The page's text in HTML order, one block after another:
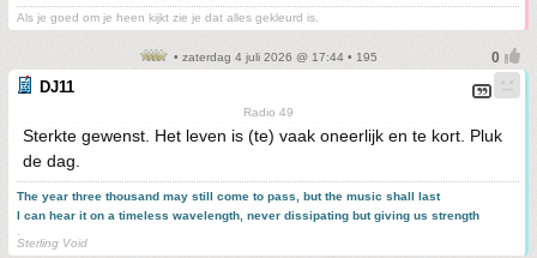
Als je goed om je heen kijkt zie je dat alles gekleurd is.
• zaterdag 4 juli 2026 @ 17:44 • 195
DJ11
Radio 49
Sterkte gewenst. Het leven is (te) vaak oneerlijk en te kort. Pluk
de dag.
The year three thousand may still come to pass, but the music shall last
I can hear it on a timeless wavelength, never dissipating but giving us strength
Sterling Void